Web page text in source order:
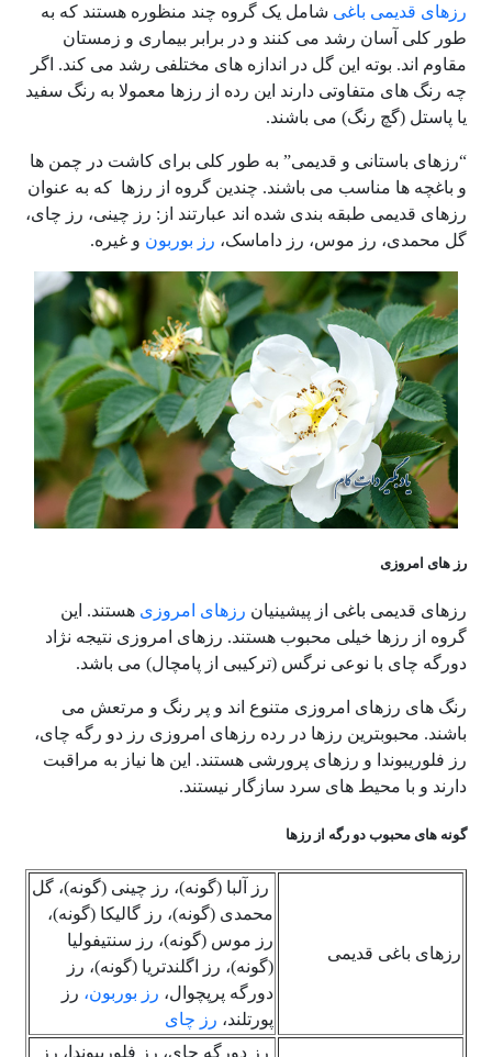
رزهای قدیمی باغی شامل یک گروه چند منظوره هستند که به
طور کلی آسان رشد می کنند و در برابر بیماری و زمستان
مقاوم اند. بوته این گل در اندازه های مختلفی رشد می کند. اگر
چه رنگ های متفاوتی دارند این رده از رزها معمولا به رنگ سفید
یا پاستل (گچ رنگ) می باشند.
“رزهای باستانی و قدیمی” به طور کلی برای کاشت در چمن ها
و باغچه ها مناسب می باشند. چندین گروه از رزها که به عنوان
رزهای قدیمی طبقه بندی شده اند عبارتند از: رز چینی، رز چای،
گل محمدی، رز موس، رز داماسک، رز بوربون و غیره.
رز های امروزی
رزهای قدیمی باغی از پیشینیان رزهای امروزی هستند. این
گروه از رزها خیلی محبوب هستند. رزهای امروزی نتیجه نژاد
دورگه چای با نوعی نرگس (ترکیبی از پامچال) می باشد.
رنگ های رزهای امروزی متنوع اند و پر رنگ و مرتعش می
باشند. محبوبترین رزها در رده رزهای امروزی رز دو رگه چای،
رز فلوریبوندا و رزهای پرورشی هستند. این ها نیاز به مراقبت
دارند و با محیط های سرد سازگار نیستند.
گونه های محبوب دو رگه از رزها
رزهای باغی قدیمی
رز آلبا (گونه)، رز چینی (گونه)، گل
محمدی (گونه)، رز گالیکا (گونه)،
رز موس (گونه)، رز سنتیفولیا
(گونه)، رز اگلندتریا (گونه)، رز
دورگه پرپچوال، رز بوربون، رز
پورتلند، رز چای
رز دورگه چای، رز فلوریبوندا، رز